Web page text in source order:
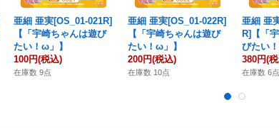
亜細 亜実[OS_01-021R]
【「宇崎ちゃんは遊び
たい！ω」】
100円(税込)
在庫数 9点
亜細 亜実[OS_01-022R]
【「宇崎ちゃんは遊び
たい！ω」】
200円(税込)
在庫数 10点
亜細 亜
R]【「
びたい
380円(
在庫数 6点